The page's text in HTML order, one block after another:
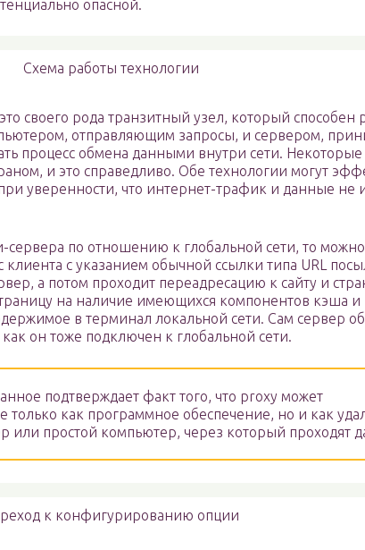
опасной.
Схема работы технологии
своего рода транзитный узел, который способен
отправляющим запросы, и сервером,
процесс обмена данными внутри сети. Некоторые
и это справедливо. Обе технологии могут
уверенности, что интернет-трафик и данные не
сервера по отношению к глобальной сети, то можно
с указанием обычной ссылки типа URL
а потом проходит переадресацию к сайту и
на наличие имеющихся компонентов кэша и
в терминал локальной сети. Сам сервер
он тоже подключен к глобальной сети.
подтверждает факт того, что proxy может
только как программное обеспечение, но и как
или простой компьютер, через который проходят
к конфигурированию опции